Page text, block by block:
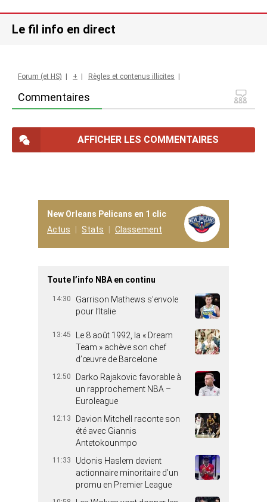
Le fil info en direct
Commentaires
Forum (et HS) + Règles et contenus illicites
AFFICHER LES COMMENTAIRES
New Orleans Pelicans en 1 clic
Actus
Stats Classement
Toute l’info NBA en continu
14:30
Garrison Mathews s’envole
pour l’Italie
13:45
Le 8 août 1992, la « Dream
Team » achève son chef
d’œuvre de Barcelone
12:50
Darko Rajakovic favorable à
un rapprochement NBA –
Euroleague
12:13
Davion Mitchell raconte son
été avec Giannis
Antetokounmpo
11:33
Udonis Haslem devient
actionnaire minoritaire d’un
promu en Premier League